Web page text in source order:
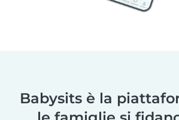
Babysits è la